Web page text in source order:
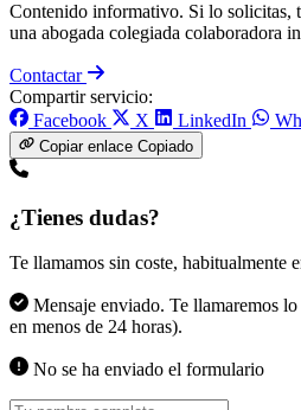
Contenido informativo. Si lo solicitas,
una abogada colegiada colaboradora
Contactar
Compartir servicio:
Facebook
X LinkedIn
Copiar enlace Copiado
¿Tienes dudas?
Te llamamos sin coste, habitualmente
Mensaje enviado. Te llamaremos
en menos de 24 horas).
No se ha enviado el formulario